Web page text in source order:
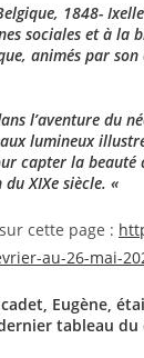
1848-
sociales et à
animés par
l’aventure du
lumineux
capter la
XIXe siècle. «
cette page :
au-26-mai-
Eugène,
tableau du